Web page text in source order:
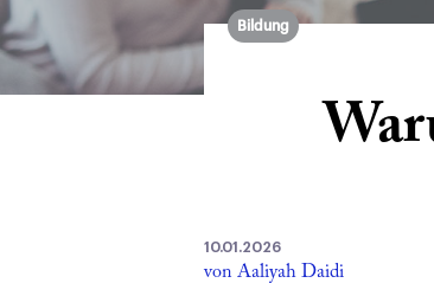
Bildung
10.01.2026
von Aaliyah Daidi